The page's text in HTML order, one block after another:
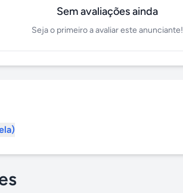
Sem avaliações ainda
Seja o primeiro a avaliar este anunciante!